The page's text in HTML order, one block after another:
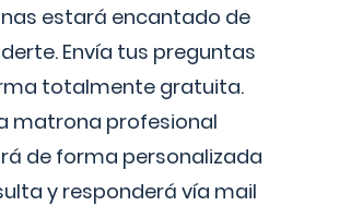
estará encantado de
Envía tus preguntas
totalmente gratuita.
matrona profesional
de forma personalizada
y responderá vía mail